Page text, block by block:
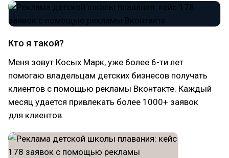
Кто я такой?
Меня зовут Косых Марк, уже более 6-ти лет
помогаю владельцам детских бизнесов получать
клиентов с помощью рекламы Вконтакте. Каждый
месяц удается привлекать более 1000+ заявок
для клиентов.